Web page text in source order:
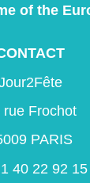
of the
rue Frochot
PARIS
40 22 92 15